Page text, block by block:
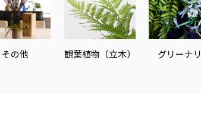
その他 観葉植物（立木） グリーナ